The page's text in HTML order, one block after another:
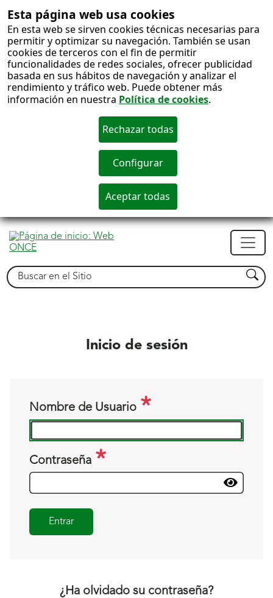
Esta página web usa cookies
En esta web se sirven cookies técnicas necesarias para
permitir y optimizar su navegación. También se usan
cookies de terceros con el fin de permitir
funcionalidades de redes sociales, ofrecer publicidad
basada en sus hábitos de navegación y analizar el
rendimiento y tráfico web. Puede obtener más
información en nuestra Política de cookies.
Buscar Buscar
Inicio de sesión
Nombre de Usuario
Contraseña
Entrar
¿Ha olvidado su contraseña?